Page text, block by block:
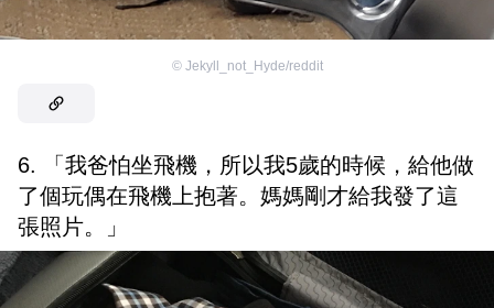
© Jekyll_not_Hyde/reddit
6. 「我爸怕坐飛機，所以我5歲的時候，給他做
了個玩偶在飛機上抱著。媽媽剛才給我發了這
張照片。」